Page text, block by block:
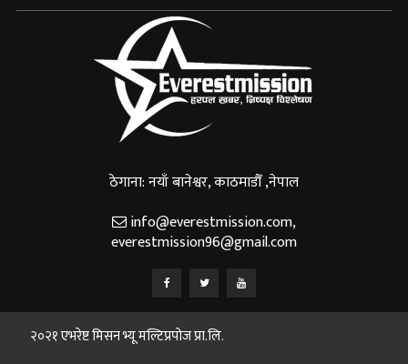
ठेगाना: नयाँ बानेश्वर, काठमाडौँ ,नेपाल
info@everestmission.com,
everestmission96@gmail.com
२०२१ एभरेष्ट मिसन भ्यू मल्टिप्रपोज प्रा.लि.